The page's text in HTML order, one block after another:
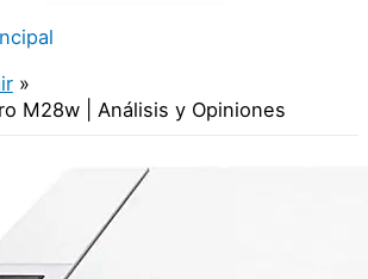
M28w | Análisis y Opiniones